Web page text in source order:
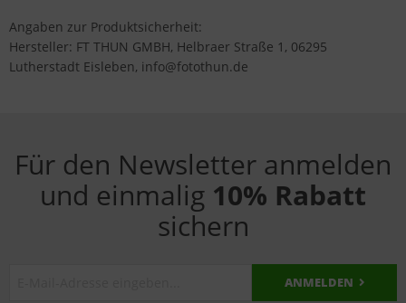
Angaben zur Produktsicherheit:
Hersteller: FT THUN GMBH, Helbraer Straße 1, 06295
Lutherstadt Eisleben, info@fotothun.de
Für den Newsletter anmelden
und einmalig 10% Rabatt
sichern
ANMELDEN